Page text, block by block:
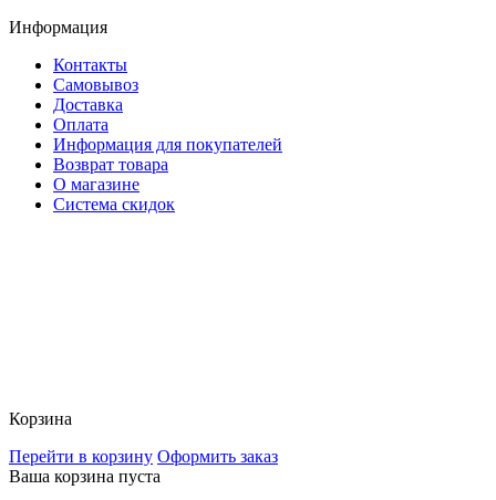
Информация
Контакты
Самовывоз
Доставка
Оплата
Информация для покупателей
Возврат товара
О магазине
Система скидок
Корзина
Перейти в корзину Оформить заказ
Ваша корзина пуста